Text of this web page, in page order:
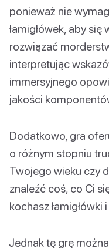
ponieważ nie
łamigłówek, aby
rozwiązać
interpretując
immersyjnego
jakości
Dodatkowo, gra
o różnym stopniu
Twojego wieku czy
znaleźć coś, co Ci
kochasz łamigłówki
Jednak tę grę